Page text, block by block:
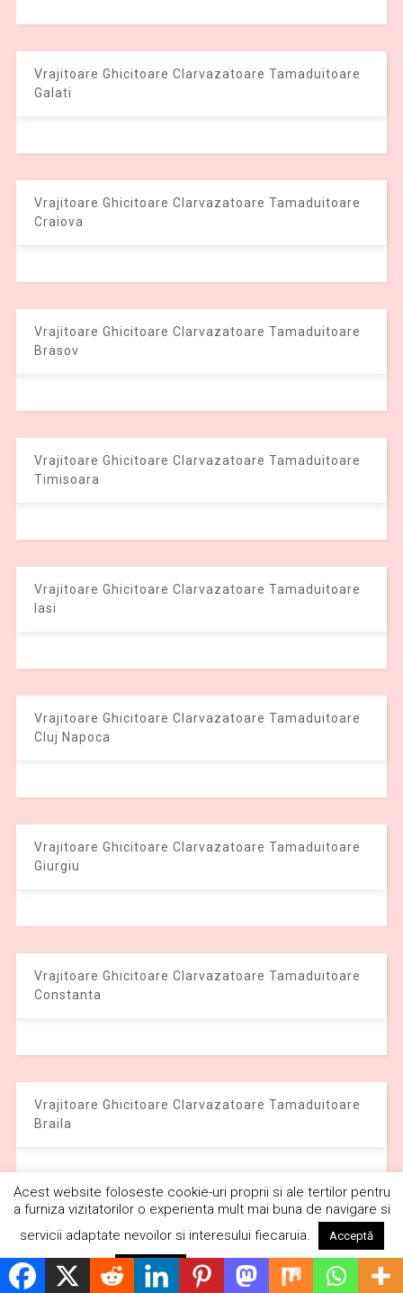
Vrajitoare Ghicitoare Clarvazatoare Tamaduitoare
Galati
Vrajitoare Ghicitoare Clarvazatoare Tamaduitoare
Craiova
Vrajitoare Ghicitoare Clarvazatoare Tamaduitoare
Brasov
Vrajitoare Ghicitoare Clarvazatoare Tamaduitoare
Timisoara
Vrajitoare Ghicitoare Clarvazatoare Tamaduitoare
Iasi
Vrajitoare Ghicitoare Clarvazatoare Tamaduitoare
Cluj Napoca
Vrajitoare Ghicitoare Clarvazatoare Tamaduitoare
Giurgiu
Vrajitoare Ghicitoare Clarvazatoare Tamaduitoare
Constanta
Vrajitoare Ghicitoare Clarvazatoare Tamaduitoare
Braila
Vrajitoare Ghicitoare Clarvazatoare Tamaduitoare
Acest website foloseste cookie-uri proprii si ale tertilor pentru
a furniza vizitatorilor o experienta mult mai buna de navigare si
servicii adaptate nevoilor si interesului fiecaruia.
Acceptă
Respinge Citește mai mult